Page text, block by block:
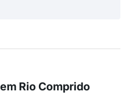
Rio Comprido